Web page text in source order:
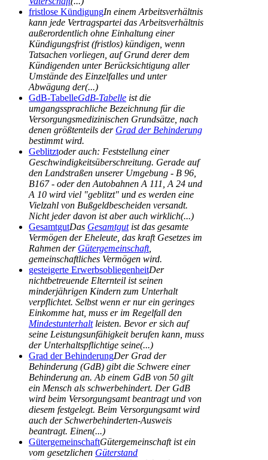
fristlose KündigungIn einem Arbeitsverhältnis
kann jede Vertragspartei das Arbeitsverhältnis
außerordentlich ohne Einhaltung einer
Kündigungsfrist (fristlos) kündigen, wenn
Tatsachen vorliegen, auf Grund derer dem
Kündigenden unter Berücksichtigung aller
Umstände des Einzelfalles und unter
Abwägung der(...)
GdB-TabelleGdB-Tabelle ist die
umgangssprachliche Bezeichnung für die
Versorgungsmedizinischen Grundsätze, nach
denen größtenteils der Grad der Behinderung
bestimmt wird.
Geblitztoder auch: Feststellung einer
Geschwindigkeitsüberschreitung. Gerade auf
den Landstraßen unserer Umgebung - B 96,
B167 - oder den Autobahnen A 111, A 24 und
A 10 wird viel "geblitzt" und es werden eine
Vielzahl von Bußgeldbescheiden versandt.
Nicht jeder davon ist aber auch wirklich(...)
GesamtgutDas Gesamtgutist das gesamte
Vermögen der Eheleute, das kraft Gesetzes im
Rahmen der Gütergemeinschaft,
gemeinschaftliches Vermögen wird.
gesteigerte ErwerbsobliegenheitDer
nichtbetreuende Elternteil ist seinen
minderjährigen Kindern zum Unterhalt
verpflichtet. Selbst wenn er nur ein geringes
Einkomme hat, muss er im Regelfall den
Mindestunterhaltleisten. Bevor er sich auf
seine Leistungsunfähigkeit berufen kann, muss
der Unterhaltspflichtige seine(...)
Grad der BehinderungDer Grad der
Behinderung (GdB) gibt die Schwere einer
Behinderung an. Ab einem GdB von 50 gilt
ein Mensch als schwerbehindert. Der GdB
wird beim Versorgungsamt beantragt und von
diesem festgelegt. Beim Versorgungsamt wird
auch der Schwerbehinderten-Ausweis
beantragt. Einen(...)
GütergemeinschaftGütergemeinschaft ist ein
vom gesetzlichen Güterstand